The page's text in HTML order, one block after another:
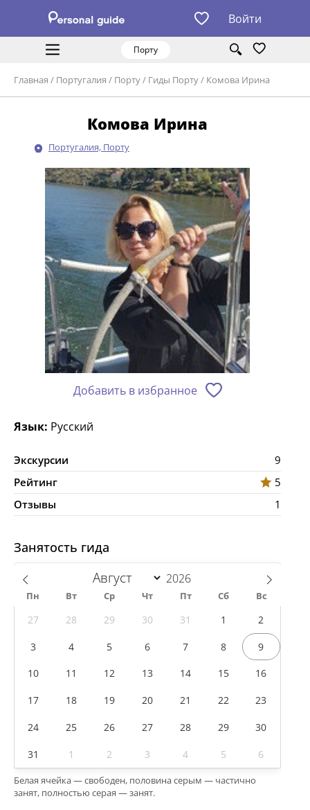
Войти
Порту
Главная / Португалия / Порту/ Гиды Порту/ Комова Ирина
Комова Ирина
Португалия, Порту
Добавить в избранное
Язык: Русский
Экскурсии
9
Рейтинг
5
Отзывы
1
Занятость гида
Пн Вт Ср Чт Пт Сб Вс
27 28 29 30 31 1 2
3 4 5 6 7 8 9
10 11 12 13 14 15 16
17 18 19 20 21 22 23
24 25 26 27 28 29 30
31 1 2 3 4 5 6
Белая ячейка — свободен, половина серым — частично
занят, полностью серая — занят.